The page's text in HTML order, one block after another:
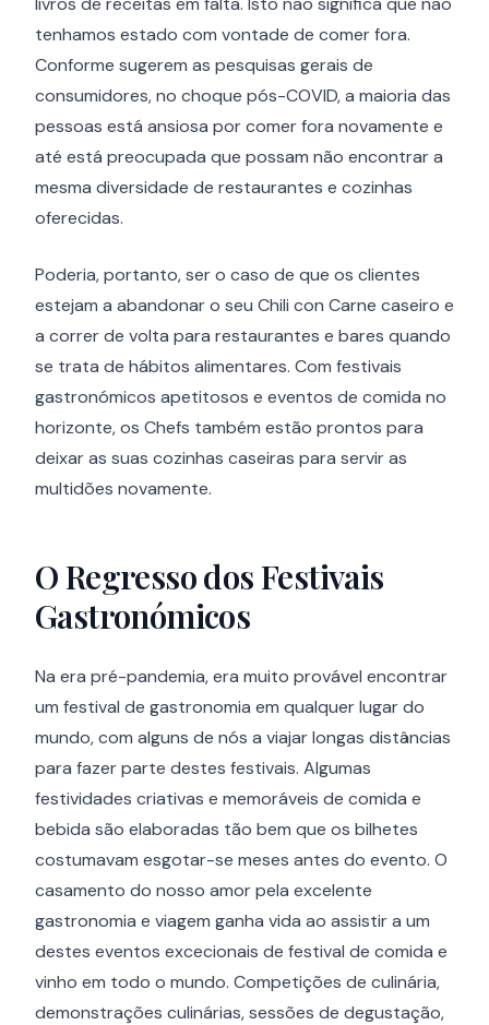
tenhamos estado com vontade de comer fora.
Conforme sugerem as pesquisas gerais de
consumidores, no choque pós-COVID, a maioria das
pessoas está ansiosa por comer fora novamente e
até está preocupada que possam não encontrar a
mesma diversidade de restaurantes e cozinhas
oferecidas.
Poderia, portanto, ser o caso de que os clientes
estejam a abandonar o seu Chili con Carne caseiro e
a correr de volta para restaurantes e bares quando
se trata de hábitos alimentares. Com festivais
gastronómicos apetitosos e eventos de comida no
horizonte, os Chefs também estão prontos para
deixar as suas cozinhas caseiras para servir as
multidões novamente.
O Regresso dos Festivais
Gastronómicos
Na era pré-pandemia, era muito provável encontrar
um festival de gastronomia em qualquer lugar do
mundo, com alguns de nós a viajar longas distâncias
para fazer parte destes festivais. Algumas
festividades criativas e memoráveis de comida e
bebida são elaboradas tão bem que os bilhetes
costumavam esgotar-se meses antes do evento. O
casamento do nosso amor pela excelente
gastronomia e viagem ganha vida ao assistir a um
destes eventos excecionais de festival de comida e
vinho em todo o mundo. Competições de culinária,
demonstrações culinárias, sessões de degustação,